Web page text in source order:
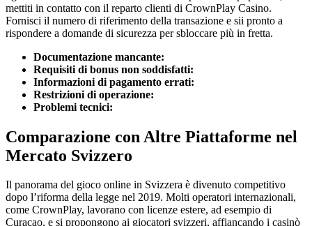
mettiti in contatto con il reparto clienti di CrownPlay Casino.
Fornisci il numero di riferimento della transazione e sii pronto a
rispondere a domande di sicurezza per sbloccare più in fretta.
Documentazione mancante:
Requisiti di bonus non soddisfatti:
Informazioni di pagamento errati:
Restrizioni di operazione:
Problemi tecnici:
Comparazione con Altre Piattaforme nel
Mercato Svizzero
Il panorama del gioco online in Svizzera è divenuto competitivo
dopo l’riforma della legge nel 2019. Molti operatori internazionali,
come CrownPlay, lavorano con licenze estere, ad esempio di
Curacao, e si propongono ai giocatori svizzeri, affiancando i casinò